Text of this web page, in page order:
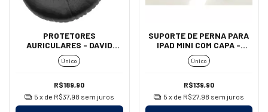
PROTETORES
AURICULARES - DAVID
CLARK (COURO/PARALELO)
Único
R$189,90
5 x de R$37,98 sem juros
SUPORTE DE PERNA PARA
IPAD MINI COM CAPA -
AEROAIR
Único
R$139,90
5 x de R$27,98 sem juros